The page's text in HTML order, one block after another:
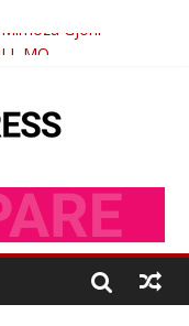
Gjoni
MO
mirenjohje nga
Kosovë